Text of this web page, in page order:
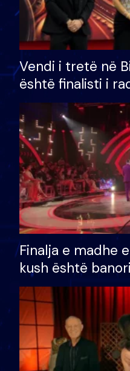
Vendi i tretë në
është finalisti i
Finalja e madhe
kush është
shtëpinë dhe
të fituar çmimin